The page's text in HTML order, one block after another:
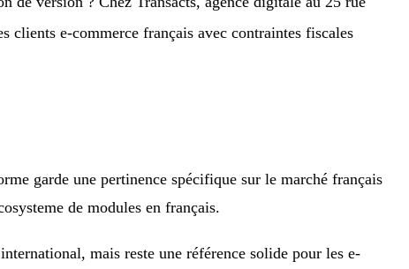
clients e-commerce français avec contraintes fiscales
garde une pertinence spécifique sur le marché français
de modules en français.
mais reste une référence solide pour les e-